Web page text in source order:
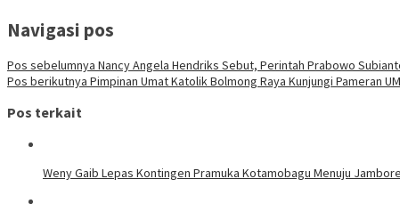
Navigasi pos
Pos sebelumnya Nancy Angela Hendriks Sebut, Perintah Prabowo
Pos berikutnya Pimpinan Umat Katolik Bolmong Raya Kunjungi Pameran
Pos terkait
Weny Gaib Lepas Kontingen Pramuka Kotamobagu Menuju